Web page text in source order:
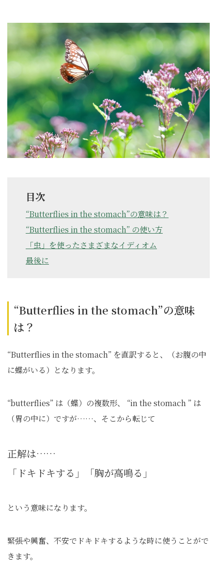
目次
“Butterflies in the stomach”の意味は？
“Butterflies in the stomach” の使い方
「虫」を使ったさまざまなイディオム
最後に
“Butterflies in the stomach”の意味
は？
“Butterflies in the stomach” を直訳すると、（お腹の中
に蝶がいる）となります。
“butterflies” は（蝶）の複数形、 “in the stomach ” は
（胃の中に）ですが……、そこから転じて
正解は……
「ドキドキする」「胸が高鳴る」
という意味になります。
緊張や興奮、不安でドキドキするような時に使うことがで
きます。